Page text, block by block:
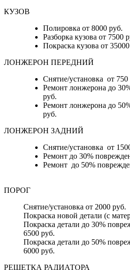
КУЗОВ
Полировка от 8000 руб.
Разборка кузова от 7500
Покраска кузова от
ЛОНЖЕРОН ПЕРЕДНИЙ
Снятие/установка от 750
Ремонт лонжерона до
руб.
Ремонт лонжерона до
руб.
ЛОНЖЕРОН ЗАДНИЙ
Снятие/установка от
Ремонт до 30%
Ремонт до 50%
ПОРОГ
Снятие/установка от 2000 руб.
Покраска новой детали (с
Покраска детали до 30%
6500 руб.
Покраска детали до 50%
6000 руб.
РЕШЕТКА РАДИАТОРА